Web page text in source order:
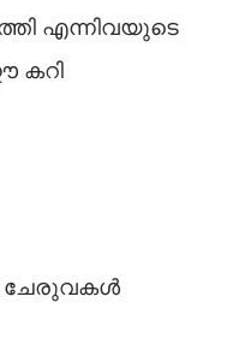
എന്നിവയുടെ
കറി
ചേരുവകൾ